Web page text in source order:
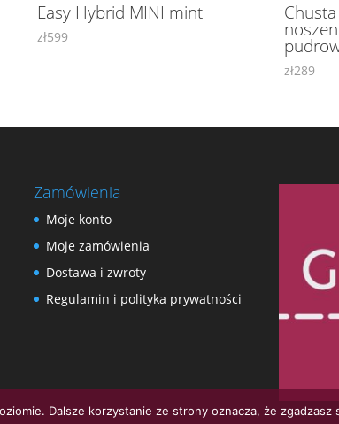
Easy Hybrid MINI mint
zł599
zł289
Zamówienia
Moje konto
Moje zamówienia
Dostawa i zwroty
Regulamin i polityka prywatności
Dalsze korzystanie ze strony oznacza, że zgadzasz